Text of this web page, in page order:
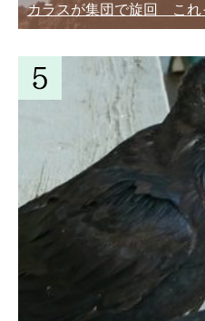
カラスが集団で旋回 これ